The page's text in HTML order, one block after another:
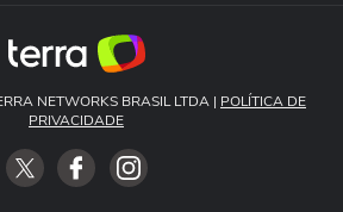
NETWORKS BRASIL LTDA | POLÍTICA DE
PRIVACIDADE